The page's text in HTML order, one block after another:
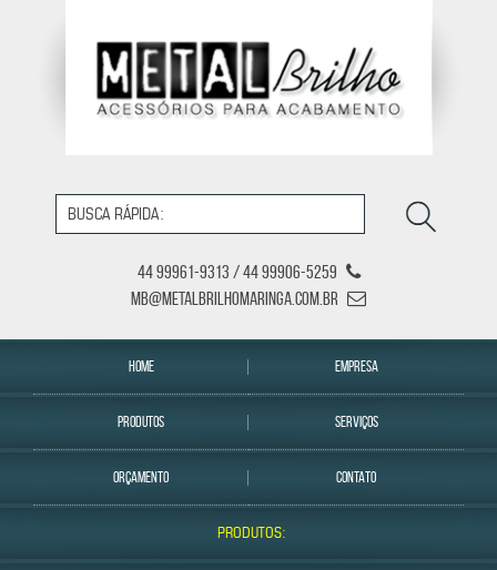
44 99961-9313 / 44 99906-5259
mb@metalbrilhomaringa.com.br
HOME EMPRESA
PRODUTOS SERVIÇOS
ORÇAMENTO CONTATO
PRODUTOS: